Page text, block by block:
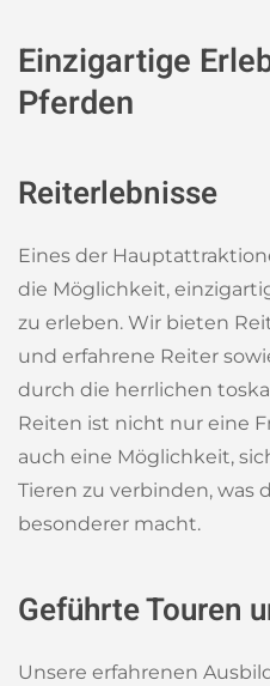
Einzigartige
Pferden
Reiterlebnisse
Eines der
die Möglichkeit,
zu erleben. Wir bieten
und erfahrene Reiter
durch die herrlichen
Reiten ist nicht nur eine
auch eine Möglichkeit,
Tieren zu verbinden, was
besonderer macht.
Geführte Touren
Unsere erfahrenen